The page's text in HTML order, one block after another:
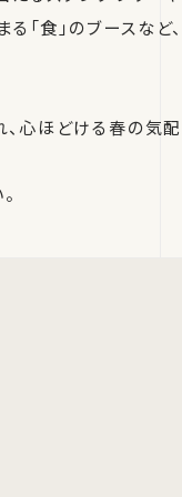
食」のブースなど、
心ほどける春の気配